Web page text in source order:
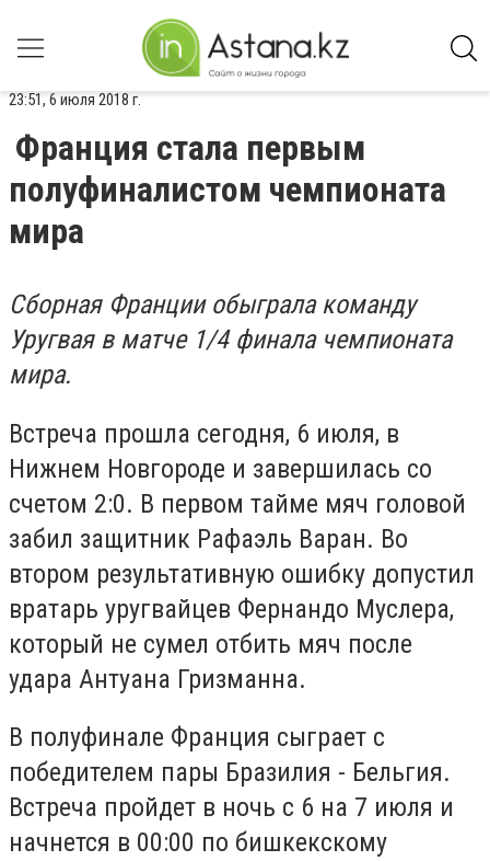
23:51, 6 июля 2018 г.
Франция стала первым
полуфиналистом чемпионата
мира
Сборная Франции обыграла команду
Уругвая в матче 1/4 финала чемпионата
мира.
Встреча прошла сегодня, 6 июля, в
Нижнем Новгороде и завершилась со
счетом 2:0. В первом тайме мяч головой
забил защитник Рафаэль Варан. Во
втором результативную ошибку допустил
вратарь уругвайцев Фернандо Муслера,
который не сумел отбить мяч после
удара Антуана Гризманна.
В полуфинале Франция сыграет с
победителем пары Бразилия - Бельгия.
Встреча пройдет в ночь с 6 на 7 июля и
начнется в 00:00 по бишкекскому